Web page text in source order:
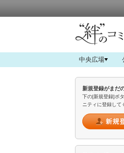
中央広場
新規登録がまだ
下の[新規登録]ボ
ニティに登録して